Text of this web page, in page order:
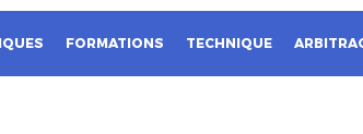
FORMATIONS TECHNIQUE